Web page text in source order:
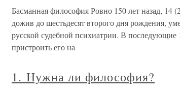
Басманная философия Ровно 150 лет назад, 14
дожив до шестьдесят второго дня рождения,
русской судебной психиатрии. В последующие
пристроить его на
1. Нужна ли философия?